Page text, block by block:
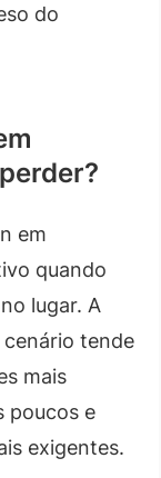
do
em
quando
lugar. A
cenário tende
mais
poucos e
exigentes.